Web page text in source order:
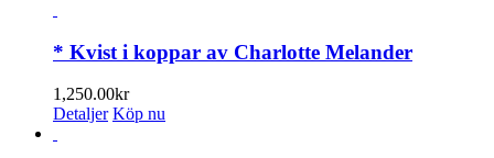
* Kvist i koppar av Charlotte Melander
1,250.00kr
Detaljer Köp nu